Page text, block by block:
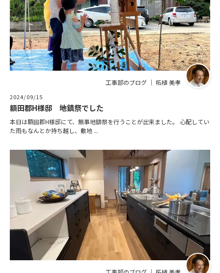
工事部のブログ ｜ 柘植 美孝
2024/09/15
額田郡H様邸 地鎮祭でした
本日は額田郡H様邸にて、無事地鎮祭を行うことが出来ました。 心配してい
た雨もなんとか持ち越し、敷地 ...